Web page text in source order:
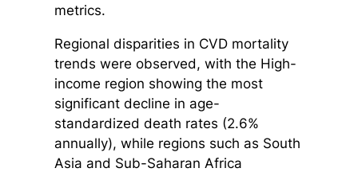
metrics.
Regional disparities in CVD mortality
trends were observed, with the High-
income region showing the most
significant decline in age-
standardized death rates (2.6%
annually), while regions such as South
Asia and Sub-Saharan Africa